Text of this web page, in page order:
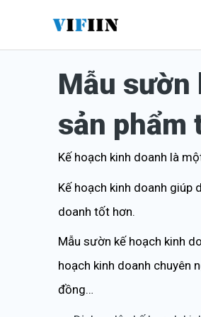
Mẫu sườn
sản phẩm
Kế hoạch kinh doanh là
Kế hoạch kinh doanh giúp
doanh tốt hơn.
Mẫu sườn kế hoạch kinh
hoạch kinh doanh chuyên
đồng…